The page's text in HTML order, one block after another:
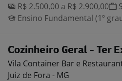
R$ 2.500,00 a R$ 2.900,00
Ensino Fundamental (1º
Cozinheiro Geral - Ter
Vila Container Bar e
Juiz de Fora - MG